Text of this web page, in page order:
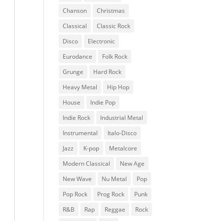
Chanson
Christmas
Classical
Classic Rock
Disco
Electronic
Eurodance
Folk Rock
Grunge
Hard Rock
Heavy Metal
Hip Hop
House
Indie Pop
Indie Rock
Industrial Metal
Instrumental
Italo-Disco
Jazz
K-pop
Metalcore
Modern Classical
New Age
New Wave
Nu Metal
Pop
Pop Rock
Prog Rock
Punk
R&B
Rap Reggae
Rock